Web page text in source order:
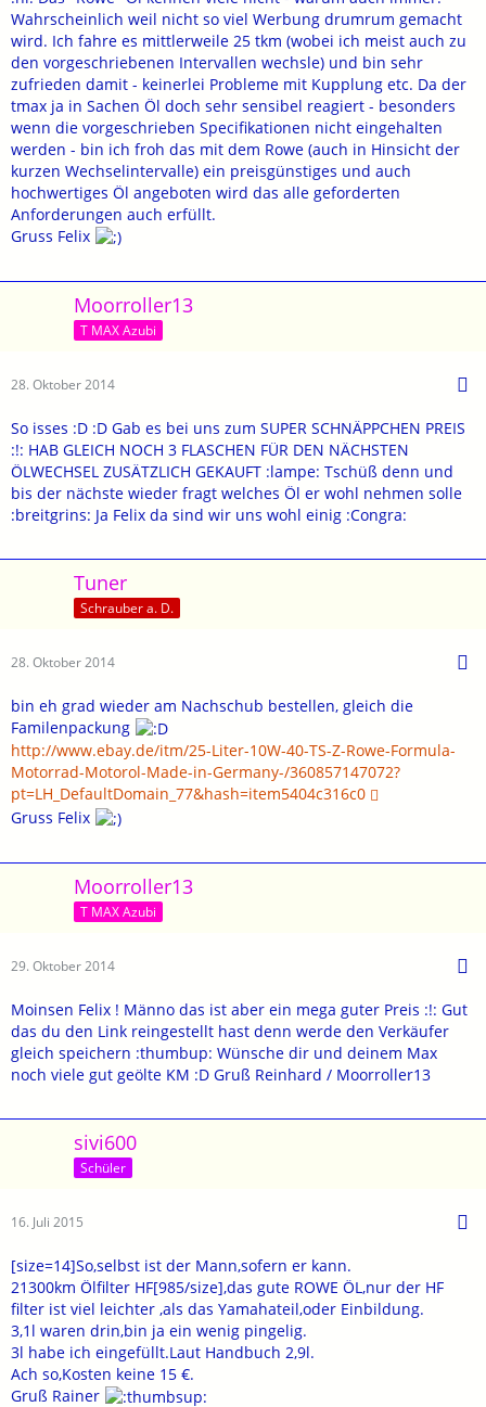
Wahrscheinlich weil nicht so viel Werbung drumrum gemacht
wird. Ich fahre es mittlerweile 25 tkm (wobei ich meist auch zu
den vorgeschriebenen Intervallen wechsle) und bin sehr
zufrieden damit - keinerlei Probleme mit Kupplung etc. Da der
tmax ja in Sachen Öl doch sehr sensibel reagiert - besonders
wenn die vorgeschrieben Specifikationen nicht eingehalten
werden - bin ich froh das mit dem Rowe (auch in Hinsicht der
kurzen Wechselintervalle) ein preisgünstiges und auch
hochwertiges Öl angeboten wird das alle geforderten
Anforderungen auch erfüllt.
Gruss Felix
Moorroller13
T MAX Azubi
28. Oktober 2014
So isses :D :D Gab es bei uns zum SUPER SCHNÄPPCHEN PREIS
:!: HAB GLEICH NOCH 3 FLASCHEN FÜR DEN NÄCHSTEN
ÖLWECHSEL ZUSÄTZLICH GEKAUFT :lampe: Tschüß denn und
bis der nächste wieder fragt welches Öl er wohl nehmen solle
:breitgrins: Ja Felix da sind wir uns wohl einig :Congra:
Tuner
Schrauber a. D.
28. Oktober 2014
bin eh grad wieder am Nachschub bestellen, gleich die
Familenpackung
http://www.ebay.de/itm/25-Liter-10W-40-TS-Z-Rowe-Formula-
Motorrad-Motorol-Made-in-Germany-/360857147072?
pt=LH_DefaultDomain_77&hash=item5404c316c0
Gruss Felix
Moorroller13
T MAX Azubi
29. Oktober 2014
Moinsen Felix ! Männo das ist aber ein mega guter Preis :!: Gut
das du den Link reingestellt hast denn werde den Verkäufer
gleich speichern :thumbup: Wünsche dir und deinem Max
noch viele gut geölte KM :D Gruß Reinhard / Moorroller13
sivi600
Schüler
16. Juli 2015
[size=14]So,selbst ist der Mann,sofern er kann.
21300km Ölfilter HF[985/size],das gute ROWE ÖL,nur der HF
filter ist viel leichter ,als das Yamahateil,oder Einbildung.
3,1l waren drin,bin ja ein wenig pingelig.
3l habe ich eingefüllt.Laut Handbuch 2,9l.
Ach so,Kosten keine 15 €.
Gruß Rainer